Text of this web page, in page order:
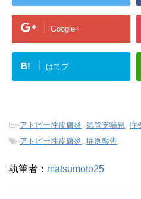
Google+
B! はてブ
-アトピー性皮膚炎 気管支喘息
症
-アトピー性皮膚炎 症例報告
執筆者： matsumoto25